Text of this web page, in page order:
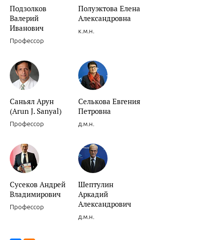
Подзолков
Валерий
Иванович
Профессор
Полуэктова Елена
Александровна
к.м.н.
Саньял Арун
(Arun J. Sanyal)
Профессор
Селькова Евгения
Петровна
д.м.н.
Сусеков Андрей
Владимирович
Профессор
Шептулин
Аркадий
Александрович
д.м.н.